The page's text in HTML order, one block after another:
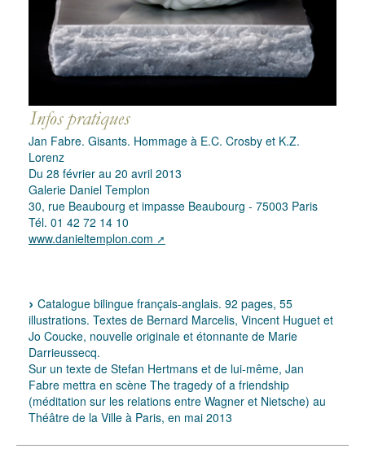
Jan Fabre. Gisants. Hommage à E.C. Crosby et K.Z.
Lorenz
Du 28 février au 20 avril 2013
Galerie Daniel Templon
30, rue Beaubourg et impasse Beaubourg - 75003 Paris
Tél. 01 42 72 14 10
www.danieltemplon.com
Catalogue bilingue français-anglais. 92 pages, 55
illustrations. Textes de Bernard Marcelis, Vincent Huguet et
Jo Coucke, nouvelle originale et étonnante de Marie
Darrieussecq.
Sur un texte de Stefan Hertmans et de lui-même, Jan
Fabre mettra en scène The tragedy of a friendship
(méditation sur les relations entre Wagner et Nietsche) au
Théâtre de la Ville à Paris, en mai 2013